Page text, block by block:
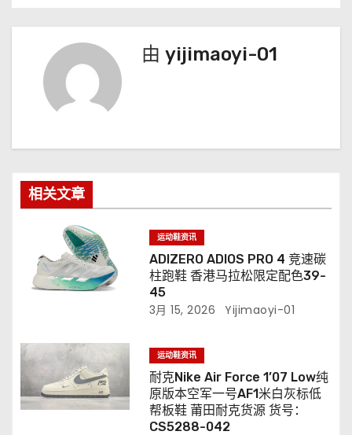
由 yijimaoyi-01
相关文章
运动鞋资讯
ADIZERO ADIOS PRO 4 竞速碳
柱跑鞋 香港马拉松限定配色39-
45
3月 15, 2026 Yijimaoyi-01
运动鞋资讯
耐克Nike Air Force 1’07 Low纯
原版本空军一号AF1米白灰标低
帮板鞋 莆田耐克货源 货号：
CS5288-042